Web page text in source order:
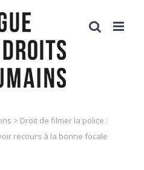
> Droit de filmer la police :
recours à la bonne focale